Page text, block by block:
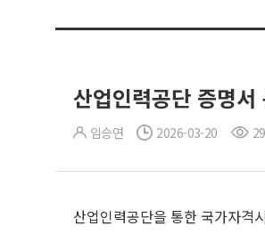
산업인력공단 증명
임승연 2026-03-20
산업인력공단을 통한 국가자격